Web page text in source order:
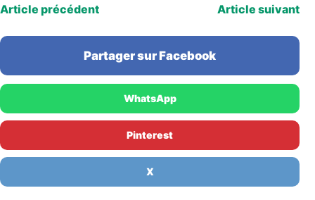
Article précédent Article suivant
Partager sur Facebook
WhatsApp
Pinterest
X